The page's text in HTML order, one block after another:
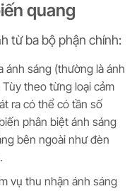
quang
từ ba bộ phận chính:
ánh sáng (thường là ánh
theo từng loại cảm
ra có thể có tần số
phân biệt ánh sáng
bên ngoài như đèn
vụ thu nhận ánh sáng